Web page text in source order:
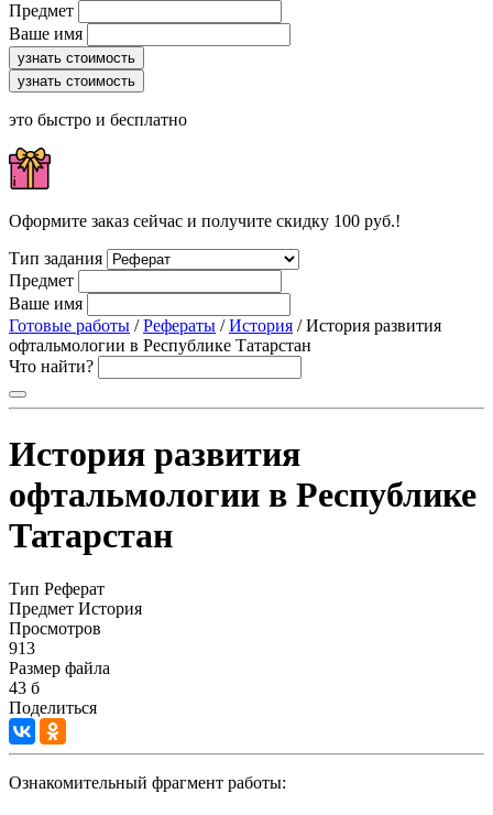
Предмет
Ваше имя
узнать стоимость
узнать стоимость
это быстро и бесплатно
Оформите заказ сейчас и получите скидку 100 руб.!
Тип задания
Предмет
Ваше имя
Готовые работы /Рефераты /История / История развития
офтальмологии в Республике Татарстан
Что найти?
История развития
офтальмологии в Республике
Татарстан
Тип Реферат
Предмет История
Просмотров
913
Размер файла
43 б
Поделиться
Ознакомительный фрагмент работы: